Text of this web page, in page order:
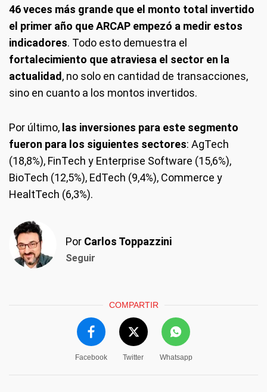
46 veces más grande que el monto total invertido
el primer año que ARCAP empezó a medir estos
indicadores. Todo esto demuestra el
fortalecimiento que atraviesa el sector en la
actualidad, no solo en cantidad de transacciones,
sino en cuanto a los montos invertidos.
Por último, las inversiones para este segmento
fueron para los siguientes sectores: AgTech
(18,8%), FinTech y Enterprise Software (15,6%),
BioTech (12,5%), EdTech (9,4%), Commerce y
HealtTech (6,3%).
Por Carlos Toppazzini
Seguir
COMPARTIR
Facebook Twitter Whatsapp